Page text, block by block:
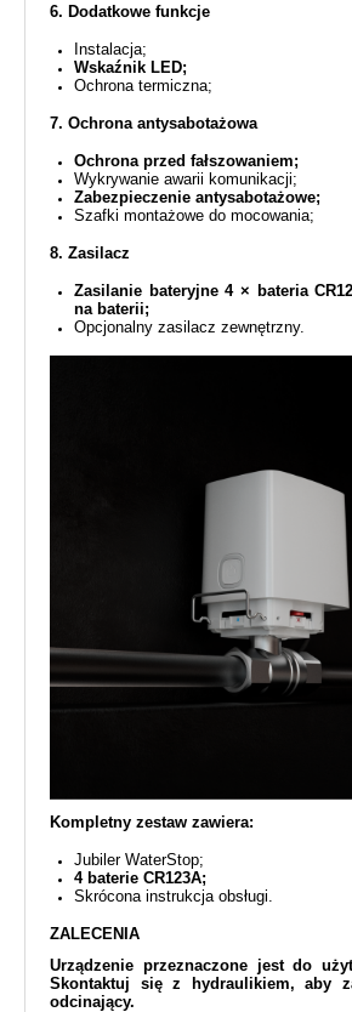
6. Dodatkowe funkcje
Instalacja;
Wskaźnik LED;
Ochrona termiczna;
7. Ochrona antysabotażowa
Ochrona przed fałszowaniem;
Wykrywanie awarii komunikacji;
Zabezpieczenie antysabotażowe;
Szafki montażowe do mocowania;
8. Zasilacz
Zasilanie bateryjne 4 × bateria
na baterii;
Opcjonalny zasilacz zewnętrzny.
Kompletny zestaw zawiera:
Jubiler WaterStop;
4 baterie CR123A;
Skrócona instrukcja obsługi.
ZALECENIA
Urządzenie przeznaczone jest do
Skontaktuj się z hydraulikiem, aby
odcinający.